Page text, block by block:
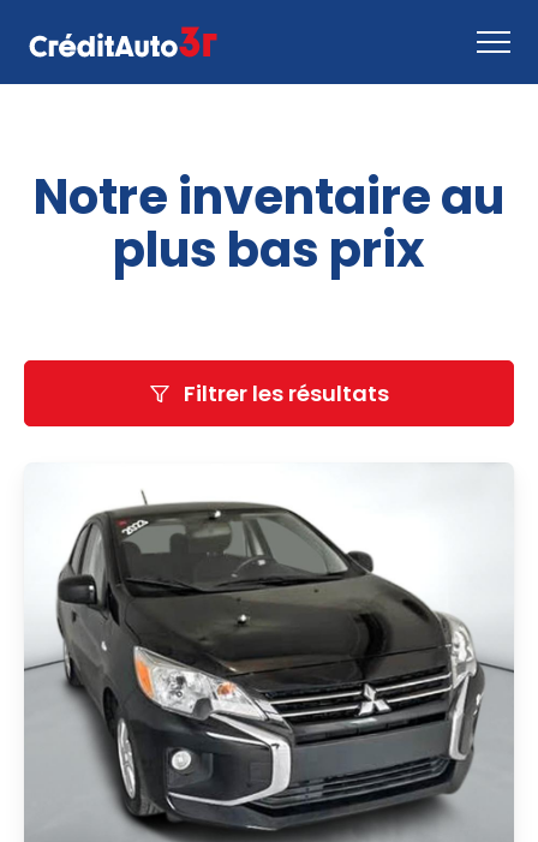
Comment ça marche
Nous joindre
Inventaire
Notre inventaire au
plus bas prix
Filtrer les résultats